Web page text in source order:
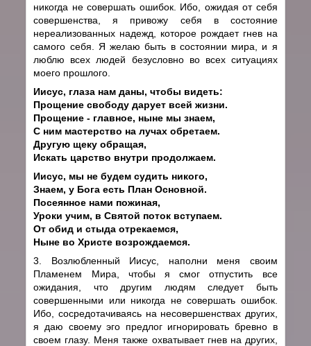
никогда не совершать ошибок. Ибо, ожидая от себя
совершенства, я привожу себя в состояние
нереализованных надежд, которое рождает гнев на
самого себя. Я желаю быть в состоянии мира, и я
люблю всех людей безусловно во всех ситуациях
моего прошлого.
Иисус, глаза нам даны, чтобы видеть:
Прощение свободу дарует всей жизни.
Прощение - главное, ныне мы знаем,
С ним мастерство на лучах обретаем.
Другую щеку обращая,
Искать царство внутри продолжаем.
Иисус, мы не будем судить никого,
Знаем, у Бога есть План Основной.
Посеянное нами пожиная,
Уроки учим, в Святой поток вступаем.
От обид и стыда отрекаемся,
Ныне во Христе возрождаемся.
3. Возлюбленный Иисус, наполни меня своим
Пламенем Мира, чтобы я смог отпустить все
ожидания, что другим людям следует быть
совершенными или никогда не совершать ошибок.
Ибо, сосредотачиваясь на несовершенствах других,
я даю своему эго предлог игнорировать бревно в
своем глазу. Меня также охватывает гнев на других,